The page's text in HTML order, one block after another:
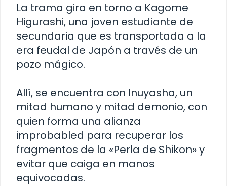
La trama gira en torno a Kagome
Higurashi, una joven estudiante de
secundaria que es transportada a la
era feudal de Japón a través de un
pozo mágico.
Allí, se encuentra con Inuyasha, un
mitad humano y mitad demonio, con
quien forma una alianza
improbabled para recuperar los
fragmentos de la «Perla de Shikon» y
evitar que caiga en manos
equivocadas.